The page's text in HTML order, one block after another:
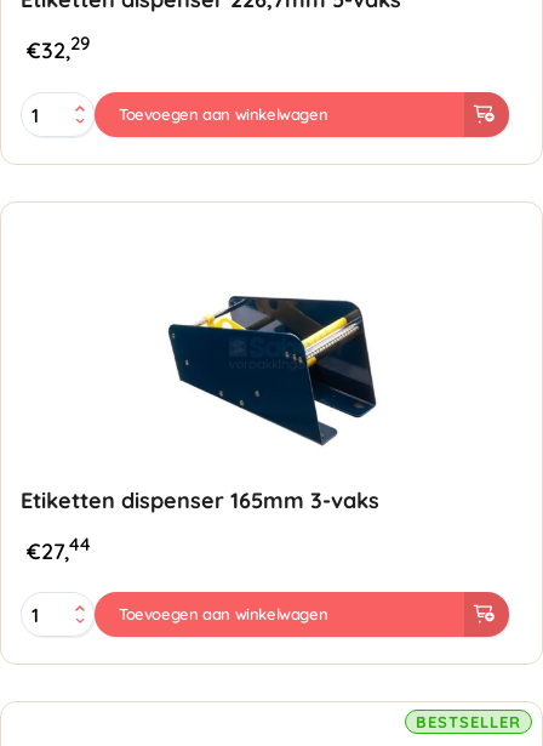
€32,29
Etiketten
dispenser
5-
vaks
Toevoegen aan winkelwagen
Etiketten dispenser 165mm 3-vaks
€27,44
Etiketten
dispenser
3-
vaks
Toevoegen aan winkelwagen
BESTSELLER